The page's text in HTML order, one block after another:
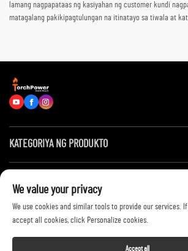
lamang nagpapataas ng kasiyahan ng customer kundi
matagalang pakikipagtulungan na itinatayo sa tiwala at
KATEGORIYA NG PRODUKTO
Makipag-ugnayan sa Amin
We value your privacy
We use cookies and similar tools to provide our services.
accept all cookies, click Personalize cookies.
Accept all